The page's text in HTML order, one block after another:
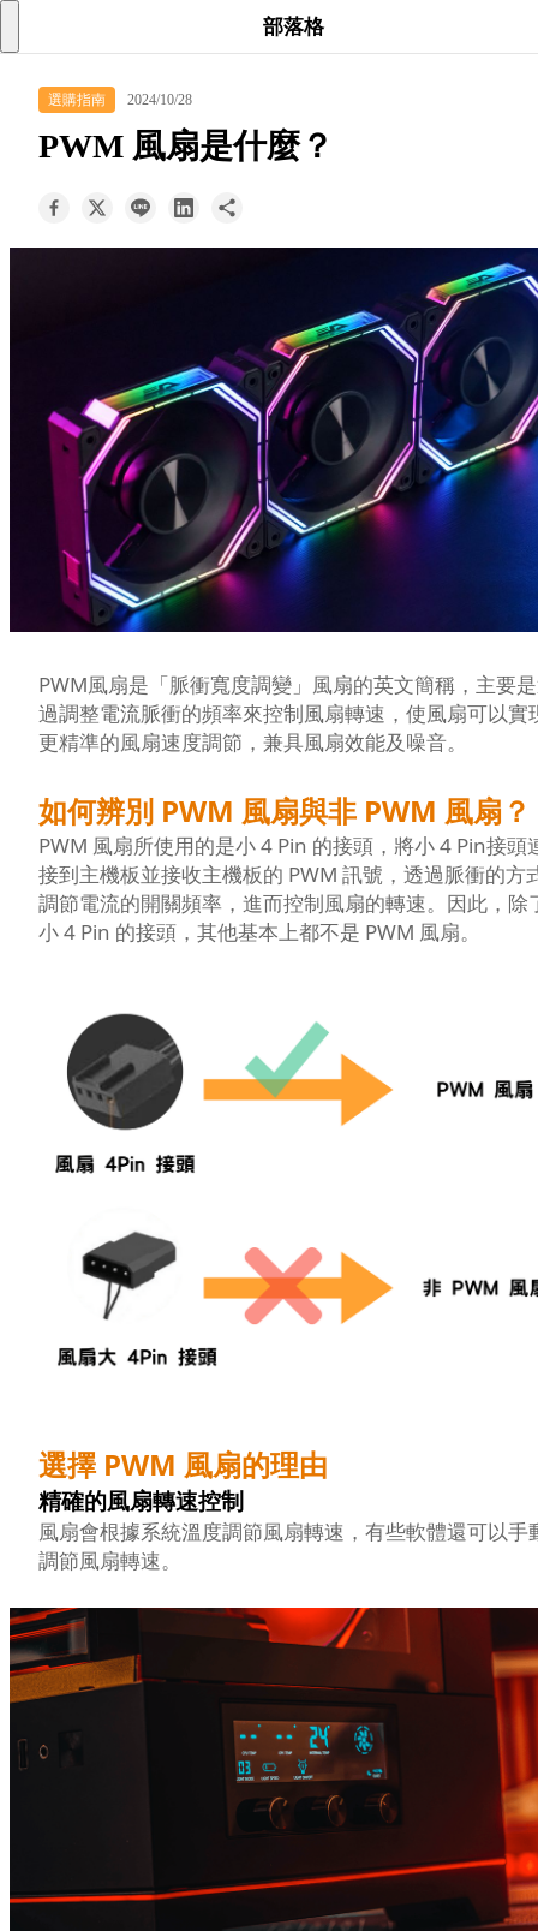
所有商品
keyboard_arrow_down
關於我們
keyboard_arrow_down
支援服務
快速詢價
成為經銷商
部落格
選購指南 2024/10/28
PWM 風扇是什麼？
PWM風扇是「脈衝寬度調變」風扇的英文簡稱，主要
過調整電流脈衝的頻率來控制風扇轉速，使風扇可以實
更精準的風扇速度調節，兼具風扇效能及噪音。
如何辨別 PWM 風扇與非 PWM 風扇？
PWM 風扇所使用的是小 4 Pin 的接頭，將小 4 Pin接頭
接到主機板並接收主機板的 PWM 訊號，透過脈衝的方
調節電流的開關頻率，進而控制風扇的轉速。因此，除
小 4 Pin 的接頭，其他基本上都不是 PWM 風扇。
選擇 PWM 風扇的理由
精確的風扇轉速控制
風扇會根據系統溫度調節風扇轉速，有些軟體還可以手
調節風扇轉速。